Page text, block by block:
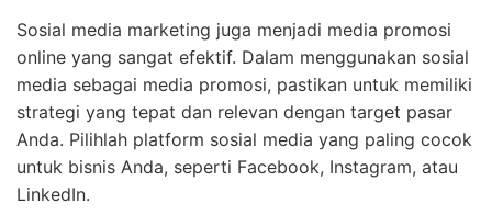
Sosial media marketing juga menjadi media promosi
online yang sangat efektif. Dalam menggunakan sosial
media sebagai media promosi, pastikan untuk memiliki
strategi yang tepat dan relevan dengan target pasar
Anda. Pilihlah platform sosial media yang paling cocok
untuk bisnis Anda, seperti Facebook, Instagram, atau
LinkedIn.